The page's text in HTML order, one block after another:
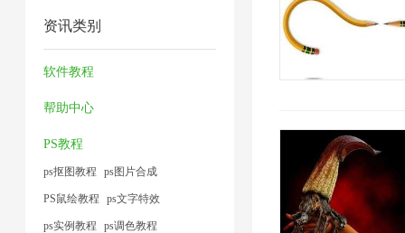
具
1
4
术
1
频
大
小
1
压
资讯类别
软件教程
帮助中心
PS教程
ps抠图教程 ps图片合成
PS鼠绘教程 ps文字特效
ps实例教程 ps调色教程